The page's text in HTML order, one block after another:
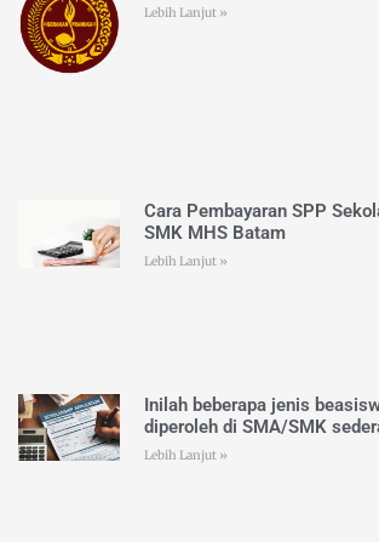
Lebih Lanjut »
Cara Pembayaran SPP
SMK MHS Batam
Lebih Lanjut »
Inilah beberapa jenis
diperoleh di SMA/SMK
Lebih Lanjut »